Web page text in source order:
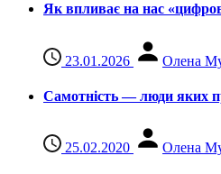
Як впливає на нас
23.01.2026 Олена
Самотність — люди яких
25.02.2020 Олена